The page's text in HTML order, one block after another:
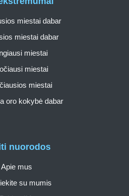
nuorodos
Apie mus
su mumis
miestai dabar
miestai dabar
miestai
miestai
miestai
oro kokybė dabar